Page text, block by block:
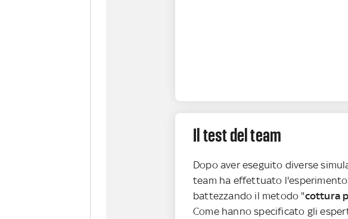
Il test del team
Dopo aver eseguito diverse
team ha effettuato l'esperimento
battezzando il metodo "cottura
Come hanno specificato gli